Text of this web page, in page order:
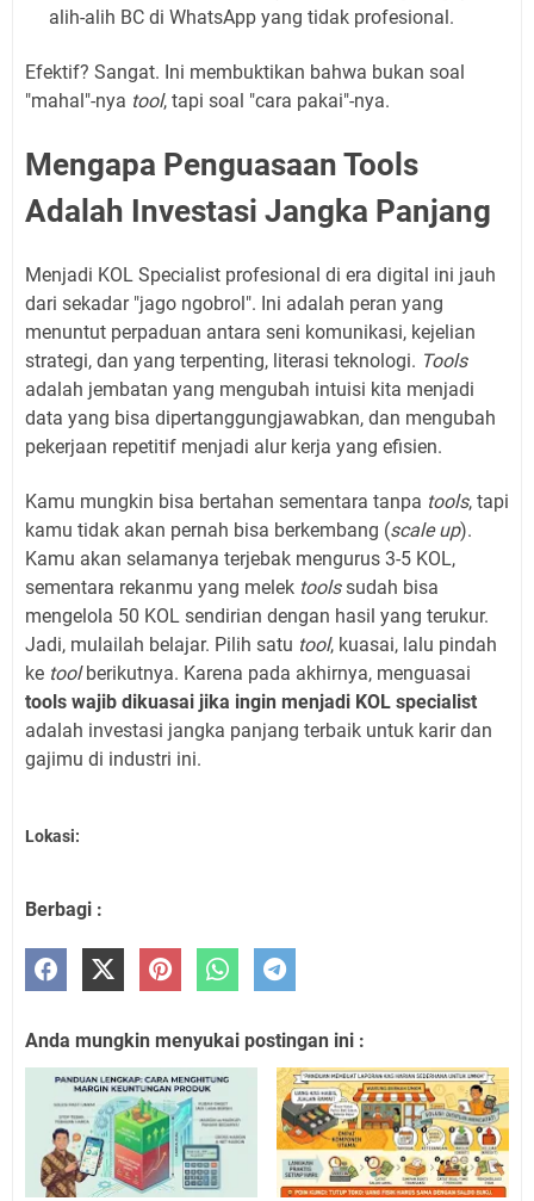
alih-alih BC di WhatsApp yang tidak profesional.
Efektif? Sangat. Ini membuktikan bahwa bukan soal
"mahal"-nya tool, tapi soal "cara pakai"-nya.
Mengapa Penguasaan Tools
Adalah Investasi Jangka Panjang
Menjadi KOL Specialist profesional di era digital ini jauh
dari sekadar "jago ngobrol". Ini adalah peran yang
menuntut perpaduan antara seni komunikasi, kejelian
strategi, dan yang terpenting, literasi teknologi. Tools
adalah jembatan yang mengubah intuisi kita menjadi
data yang bisa dipertanggungjawabkan, dan mengubah
pekerjaan repetitif menjadi alur kerja yang efisien.
Kamu mungkin bisa bertahan sementara tanpa tools, tapi
kamu tidak akan pernah bisa berkembang (scale up).
Kamu akan selamanya terjebak mengurus 3-5 KOL,
sementara rekanmu yang melek toolssudah bisa
mengelola 50 KOL sendirian dengan hasil yang terukur.
Jadi, mulailah belajar. Pilih satu tool, kuasai, lalu pindah
ke toolberikutnya. Karena pada akhirnya, menguasai
tools wajib dikuasai jika ingin menjadi KOL specialist
adalah investasi jangka panjang terbaik untuk karir dan
gajimu di industri ini.
Lokasi:
Berbagi :
Anda mungkin menyukai postingan ini :